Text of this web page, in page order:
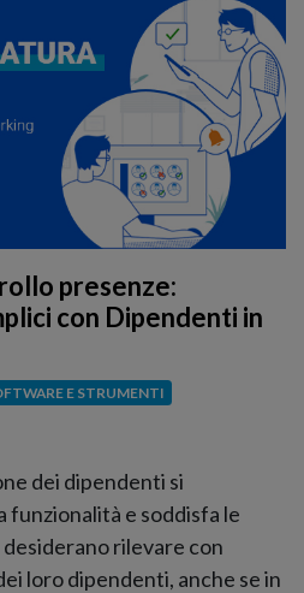
presenze:
con Dipendenti in
E STRUMENTI
dei dipendenti si
funzionalità e soddisfa le
rilevare con
loro dipendenti, anche se in